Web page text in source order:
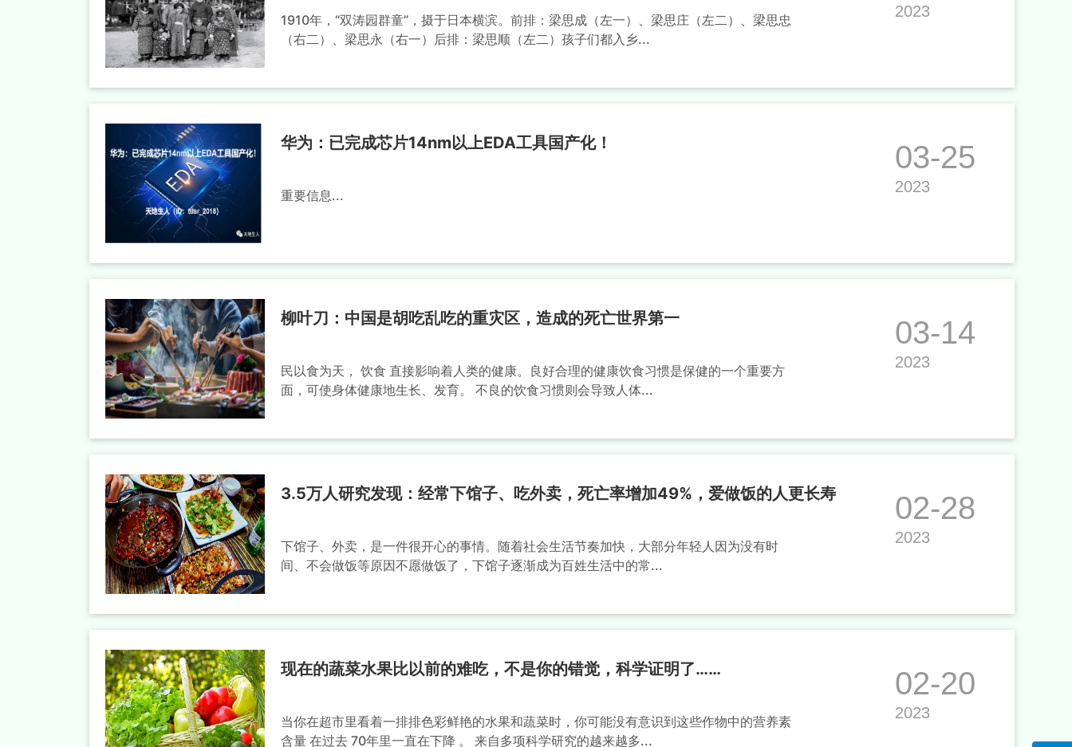
2023
1910年，“双涛园群童”，摄于日本横滨。前排：梁思成（左一）、梁思庄（左二）、梁思忠
（右二）、梁思永（右一）后排：梁思顺（左二）孩子们都入乡...
03-25
2023
华为：已完成芯片14nm以上EDA工具国产化！
重要信息...
03-14
2023
柳叶刀：中国是胡吃乱吃的重灾区，造成的死亡世界第一
民以食为天， 饮食 直接影响着人类的健康。良好合理的健康饮食习惯是保健的一个重要方
面，可使身体健康地生长、发育。 不良的饮食习惯则会导致人体...
02-28
2023
3.5万人研究发现：经常下馆子、吃外卖，死亡率增加49%，爱做饭的人更长寿
下馆子、外卖，是一件很开心的事情。随着社会生活节奏加快，大部分年轻人因为没有时
间、不会做饭等原因不愿做饭了，下馆子逐渐成为百姓生活中的常...
02-20
2023
现在的蔬菜水果比以前的难吃，不是你的错觉，科学证明了……
当你在超市里看着一排排色彩鲜艳的水果和蔬菜时，你可能没有意识到这些作物中的营养素
含量 在过去 70年里一直在下降 。 来自多项科学研究的越来越多...